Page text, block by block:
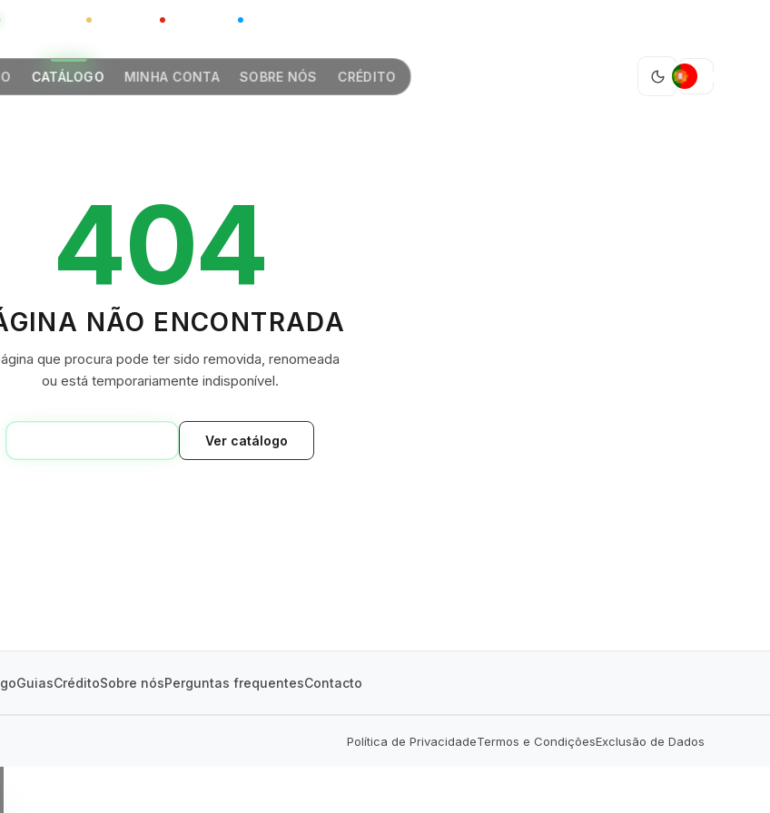
GLOBAL CHINA
CATÁLOGO MINHA CONTA SOBRE NÓS CRÉDITO
GREEN VILLAGE
404
NÃO ENCONTRADA
que procura pode ter sido removida, renomeada
ou está temporariamente indisponível.
Ver catálogo
GuiasCréditoSobre nósPerguntas frequentesContacto
Política de PrivacidadeTermos e CondiçõesExclusão de Dados